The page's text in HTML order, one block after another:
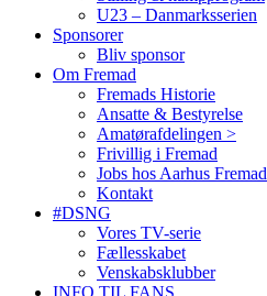
U23 – Danmarksserien
Sponsorer
Bliv sponsor
Om Fremad
Fremads Historie
Ansatte & Bestyrelse
Amatørafdelingen >
Frivillig i Fremad
Jobs hos Aarhus Fremad
Kontakt
#DSNG
Vores TV-serie
Fællesskabet
Venskabsklubber
INFO TIL FANS